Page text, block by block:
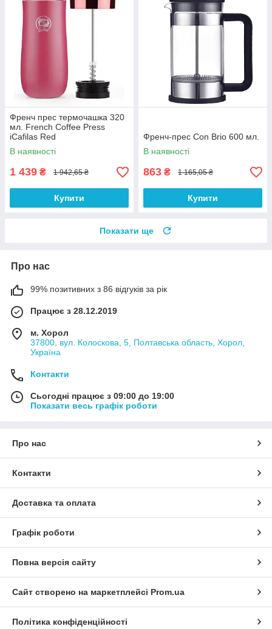
Френч прес термочашка 320
мл. French Coffee Press
iCafilas Red
В наявності
1 439 ₴ 1 942,65 ₴
Купити
Френч-прес Con Brio 600 мл.
В наявності
863 ₴ 1 165,05 ₴
Купити
Показати ще
Про нас
99% позитивних з 86 відгуків за рік
Працює з 28.12.2019
м. Хорол
37800, вул. Колоскова, 5, Полтавська область, Хорол,
Україна
Контакти
Сьогодні працює з 09:00 до 19:00
Показати весь графік роботи
Про нас
Контакти
Доставка та оплата
Графік роботи
Повна версія сайту
Сайт створено на маркетплейсі Prom.ua
Політика конфіденційності